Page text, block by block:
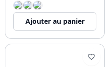
Ajouter au panier